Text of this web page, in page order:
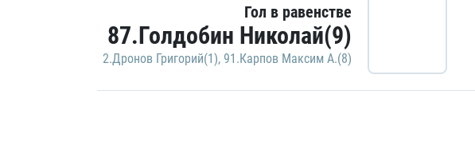
Гол в равенстве
87.Голдобин Николай(9)
2.Дронов Григорий(1), 91.Карпов Максим А.(8)